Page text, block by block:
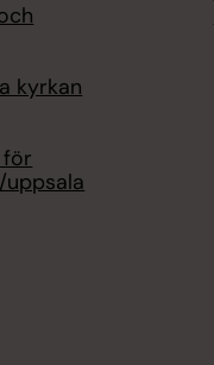
kyrkan
för
uppsala